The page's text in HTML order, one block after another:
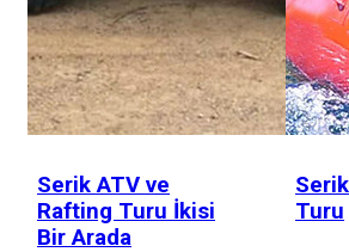
Serik ATV ve
Rafting Turu İkisi
Bir Arada
Turu